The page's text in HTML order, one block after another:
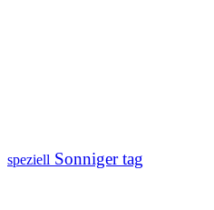
speziell Sonniger tag